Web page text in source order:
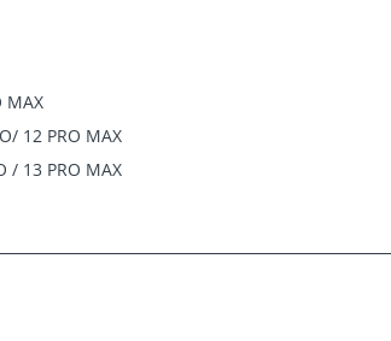
MAX
12 PRO MAX
/ 13 PRO MAX